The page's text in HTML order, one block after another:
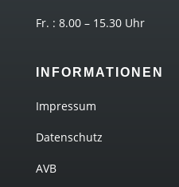
Fr. : 8.00 – 15.30 Uhr
INFORMATIONEN
Impressum
Datenschutz
AVB